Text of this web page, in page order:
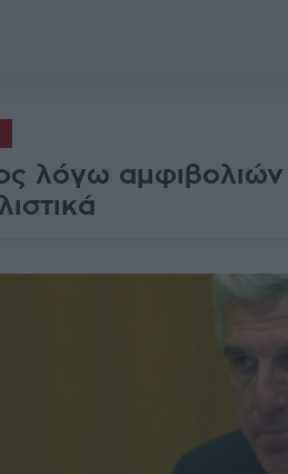
λόγω αμφιβολιών